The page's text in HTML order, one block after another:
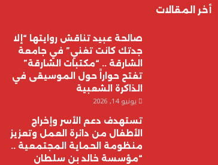
أخر المقالات
صالحة عبيد تناقش روايتها “إلا
جدتك كانت تغني” في جامعة
الشارقة .. “مكتبات الشارقة”
تفتح حواراً حول الموسيقى في
الذاكرة الشعبية
يونيو 14, 2026
تستهدف دعم الأسر وإخراج
الأطفال من دائرة العمل وتعزيز
منظومة الحماية المجتمعية ..
“مؤسسة خالد بن سلطان